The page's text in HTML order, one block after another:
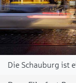
Die Schauburg ist